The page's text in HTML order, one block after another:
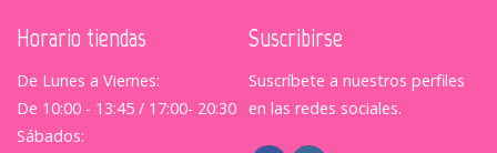
Horario tiendas
De Lunes a Viernes:
De 10:00 - 13:45 / 17:00- 20:30
Sábados:
Suscribirse
Suscríbete a nuestros perfiles
en las redes sociales.